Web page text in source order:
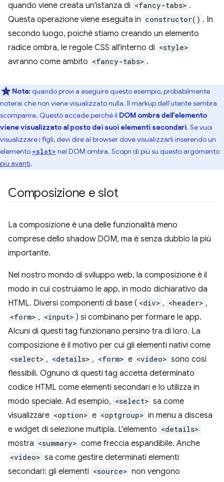
quando viene creata un'istanza di <fancy-tabs> .
Questa operazione viene eseguita in constructor() . In
secondo luogo, poiché stiamo creando un elemento
radice ombra, le regole CSS all'interno di <style>
avranno come ambito <fancy-tabs> .
Nota:quando provi a eseguire questo esempio, probabilmente
noterai che non viene visualizzato nulla. Il markup dell'utente sembra
scomparire. Questo accade perché il DOM ombra dell'elemento
viene visualizzato al posto dei suoi elementi secondari. Se vuoi
visualizzare i figli, devi dire al browser dove visualizzarli inserendo un
elemento <slot> nel DOM ombra. Scopri di più su questo argomento
più avanti.
Composizione e slot
La composizione è una delle funzionalità meno
comprese dello shadow DOM, ma è senza dubbio la più
importante.
Nel nostro mondo di sviluppo web, la composizione è il
modo in cui costruiamo le app, in modo dichiarativo da
HTML. Diversi componenti di base ( <div> , <header> ,
<form> , <input> ) si combinano per formare le app.
Alcuni di questi tag funzionano persino tra di loro. La
composizione è il motivo per cui gli elementi nativi come
<select> , <details> , <form> e <video> sono così
flessibili. Ognuno di questi tag accetta determinato
codice HTML come elementi secondari e lo utilizza in
modo speciale. Ad esempio, <select> sa come
visualizzare <option> e <optgroup> in menu a discesa
e widget di selezione multipla. L'elemento <details>
mostra <summary> come freccia espandibile. Anche
<video> sa come gestire determinati elementi
secondari: gli elementi <source> non vengono